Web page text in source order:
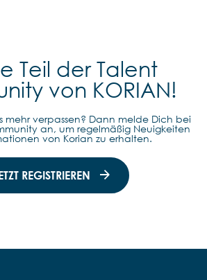
Teil der Talent
von KORIAN!
mehr verpassen? Dann melde Dich bei
an, um regelmäßig Neuigkeiten
von Korian zu erhalten.
REGISTRIEREN